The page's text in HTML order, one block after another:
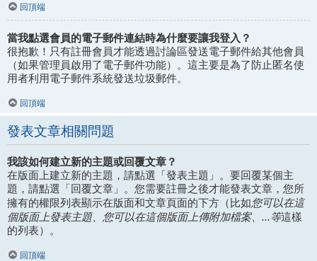
回頂端
當我點選會員的電子郵件連結時為什麼要讓我登入？
很抱歉！只有註冊會員才能透過討論區發送電子郵件給其他會員
（如果管理員啟用了電子郵件功能）。這主要是為了防止匿名使
用者利用電子郵件系統發送垃圾郵件。
回頂端
發表文章相關問題
我該如何建立新的主題或回覆文章？
在版面上建立新的主題，請點選「發表主題」。要回覆某個主
題，請點選「回覆文章」。您需要註冊之後才能發表文章，您所
擁有的權限列表顯示在版面和文章頁面的下方（比如您可以在這
個版面上發表主題、您可以在這個版面上傳附加檔案、...等這樣
的列表）。
回頂端